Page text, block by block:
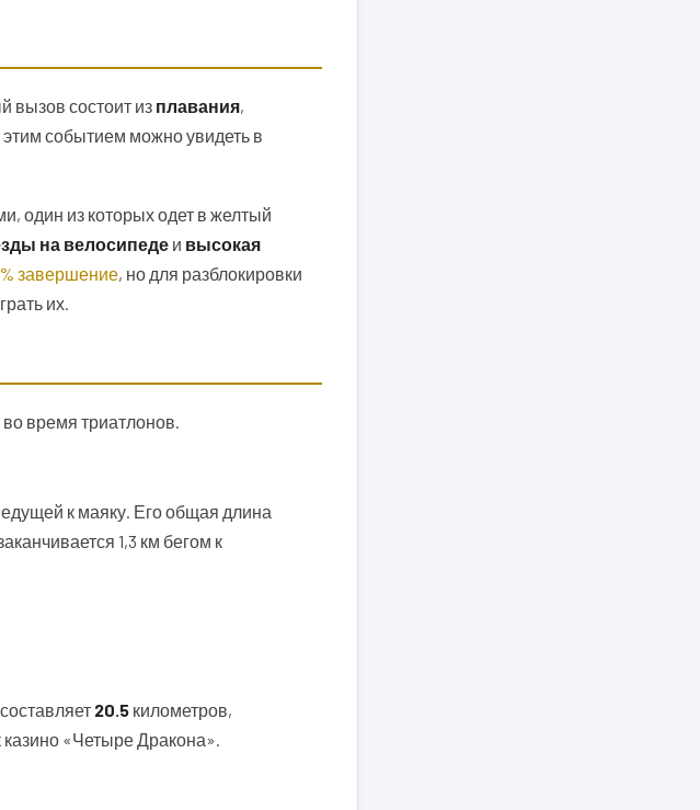
вызов состоит из плавания,
этим событием можно увидеть в
один из которых одет в желтый
на велосипеде и высокая
завершение, но для разблокировки
их.
во время триатлонов.
к маяку. Его общая длина
1,3 км бегом к
20.5 километров,
казино «Четыре Дракона».